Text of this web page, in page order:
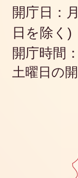
開庁日：
日を除く)
開庁時間
土曜日の